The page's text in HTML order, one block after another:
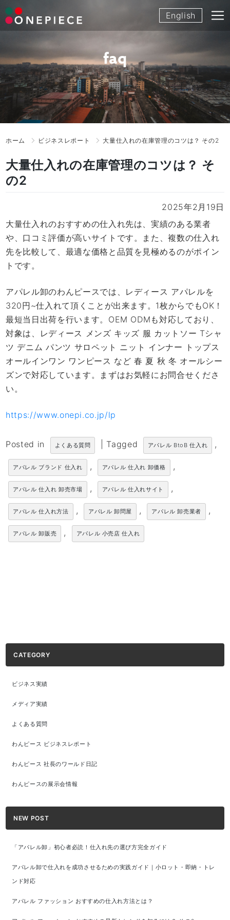
Skip
to
English
faq
ホーム ビジネスレポート 大量仕入れの在庫管理のコツは？ その2
大量仕入れの在庫管理のコツは？ そ
の2
2025年2月19日
大量仕入れのおすすめの仕入れ先は、実績のある業者
や、口コミ評価が高いサイトです。また、複数の仕入れ
先を比較して、最適な価格と品質を見極めるのがポイン
トです。
アパレル卸のわんピースでは、レディース アパレルを
320円~仕入れて頂くことが出来ます。1枚からでもOK！
最短当日出荷を行います。OEM ODMも対応しており、
対象は、レディース メンズ キッズ 服 カットソー Tシャ
ツ デニム パンツ サロペット ニット インナー トップス
オールインワン ワンピース など 春 夏 秋 冬 オールシー
ズンで対応しています。まずはお気軽にお問合せくださ
い。
https://www.onepi.co.jp/lp
Posted in よくある質問 Tagged アパレル BtoB 仕入れ ,
アパレル ブランド 仕入れ , アパレル 仕入れ 卸価格 ,
アパレル 仕入れ 卸売市場 , アパレル 仕入れサイト ,
アパレル 仕入れ方法 , アパレル 卸問屋 , アパレル 卸売業者 ,
アパレル 卸販売 , アパレル 小売店 仕入れ
CATEGORY
ビジネス実績
メディア実績
よくある質問
わんピース ビジネスレポート
わんピース 社長のワールド日記
わんピースの展示会情報
NEW POST
「アパレル卸」初心者必読！仕入れ先の選び方完全ガイド
アパレル卸で仕入れを成功させるための実践ガイド｜小ロット・即納・トレ
ンド対応
アパレル ファッション おすすめの仕入れ方法とは？